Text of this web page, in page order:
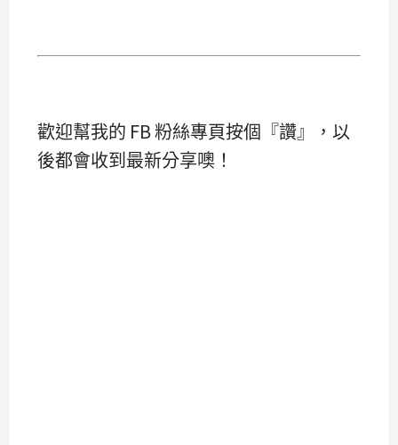
歡迎幫我的 FB 粉絲專頁按個『讚』，以
後都會收到最新分享噢！